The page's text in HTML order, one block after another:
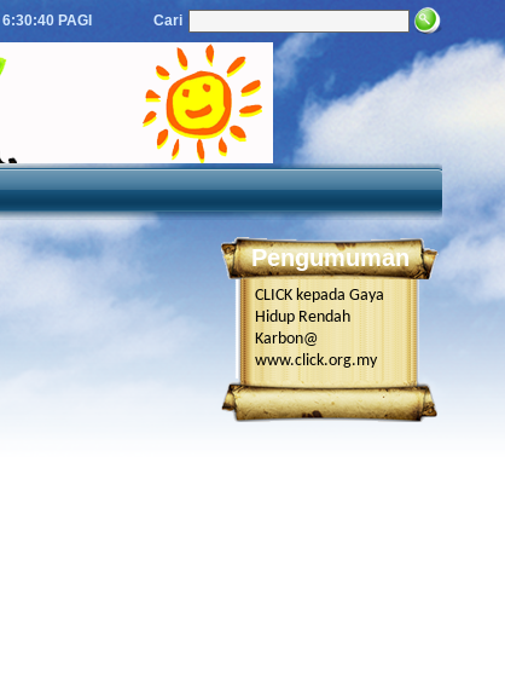
6:30:40 PAGI Cari
Pengumuman
CLICK kepada Gaya
Hidup Rendah
Karbon@
www.click.org.my